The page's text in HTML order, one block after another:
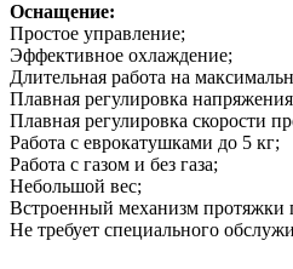
Оснащение:
Простое управление;
Эффективное охлаждение;
Длительная работа на
Плавная регулировка
Плавная регулировка скорости
Работа с еврокатушками до 5 кг;
Работа с газом и без газа;
Небольшой вес;
Встроенный механизм протяжки
Не требует специального